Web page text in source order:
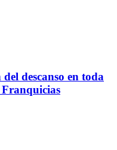
descanso en toda